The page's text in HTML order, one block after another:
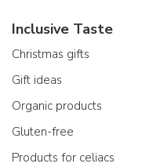
Inclusive Taste
Christmas gifts
Gift ideas
Organic products
Gluten-free
Products for celiacs